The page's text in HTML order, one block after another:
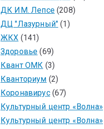
ДК ИМ. Лепсе(208)
ДЦ "Лазурный" (1)
ЖКХ (141)
Здоровье (69)
Квант ОМК (3)
Кванториум (2)
Коронавирус(67)
Культурный центр «Волна»
Культурный центр «Волна»